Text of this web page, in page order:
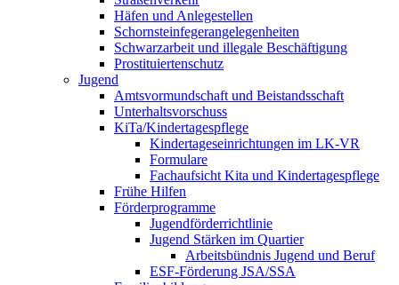
Häfen und Anlegestellen
Schornsteinfeger­angelegenheiten
Schwarzarbeit und illegale Beschäftigung
Prostituiertenschutz
Jugend
Amtsvormundschaft und Beistandsschaft
Unterhaltsvorschuss
KiTa/Kindertagespflege
Kindertages­einrichtungen im LK-VR
Formulare
Fachaufsicht Kita und Kindertagespflege
Frühe Hilfen
Förderprogramme
Jugendförderrichtlinie
Jugend Stärken im Quartier
Arbeitsbündnis Jugend und Beruf
ESF-Förderung JSA/SSA